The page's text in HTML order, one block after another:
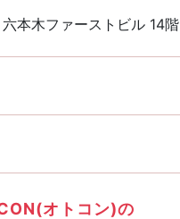
本木ファーストビル 14階
オトコン)の